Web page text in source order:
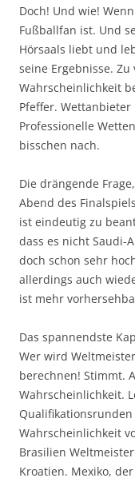
Doch! Und wie!
Fußballfan ist. Und
Hörsaals liebt und
seine Ergebnisse.
Wahrscheinlichkeit
Pfeffer. Wettanbieter
Professionelle
bisschen nach.
Die drängende
Abend des
ist eindeutig zu
dass es nicht Saudi-
doch schon sehr
allerdings auch
ist mehr
Das spannendste
Wer wird
berechnen! Stimmt.
Wahrscheinlichkeit.
Wahrscheinlichkeit
Brasilien
Kroatien. Mexiko,